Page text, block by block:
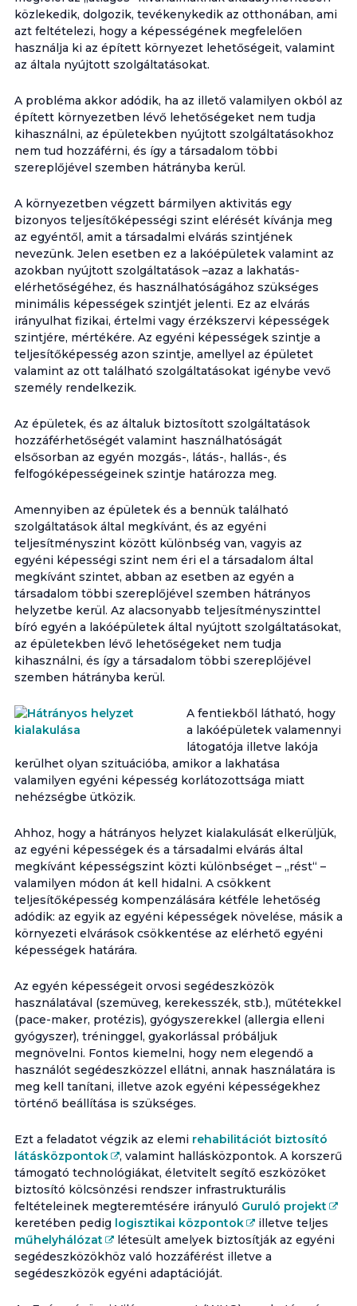
közlekedik, dolgozik, tevékenykedik az otthonában, ami
azt feltételezi, hogy a képességének megfelelően
használja ki az épített környezet lehetőségeit, valamint
az általa nyújtott szolgáltatásokat.
A probléma akkor adódik, ha az illető valamilyen okból az
épített környezetben lévő lehetőségeket nem tudja
kihasználni, az épületekben nyújtott szolgáltatásokhoz
nem tud hozzáférni, és így a társadalom többi
szereplőjével szemben hátrányba kerül.
A környezetben végzett bármilyen aktivitás egy
bizonyos teljesítőképességi szint elérését kívánja meg
az egyéntől, amit a társadalmi elvárás szintjének
nevezünk. Jelen esetben ez a lakóépületek valamint az
azokban nyújtott szolgáltatások –azaz a lakhatás-
elérhetőségéhez, és használhatóságához szükséges
minimális képességek szintjét jelenti. Ez az elvárás
irányulhat fizikai, értelmi vagy érzékszervi képességek
szintjére, mértékére. Az egyéni képességek szintje a
teljesítőképesség azon szintje, amellyel az épületet
valamint az ott található szolgáltatásokat igénybe vevő
személy rendelkezik.
Az épületek, és az általuk biztosított szolgáltatások
hozzáférhetőségét valamint használhatóságát
elsősorban az egyén mozgás-, látás-, hallás-, és
felfogóképességeinek szintje határozza meg.
Amennyiben az épületek és a bennük található
szolgáltatások által megkívánt, és az egyéni
teljesítményszint között különbség van, vagyis az
egyéni képességi szint nem éri el a társadalom által
megkívánt szintet, abban az esetben az egyén a
társadalom többi szereplőjével szemben hátrányos
helyzetbe kerül. Az alacsonyabb teljesítményszinttel
bíró egyén a lakóépületek által nyújtott szolgáltatásokat,
az épületekben lévő lehetőségeket nem tudja
kihasználni, és így a társadalom többi szereplőjével
szemben hátrányba kerül.
A fentiekből látható, hogy
a lakóépületek valamennyi
látogatója illetve lakója
kerülhet olyan szituációba, amikor a lakhatása
valamilyen egyéni képesség korlátozottsága miatt
nehézségbe ütközik.
Ahhoz, hogy a hátrányos helyzet kialakulását elkerüljük,
az egyéni képességek és a társadalmi elvárás által
megkívánt képességszint közti különbséget – „rést“ –
valamilyen módon át kell hidalni. A csökkent
teljesítőképesség kompenzálására kétféle lehetőség
adódik: az egyik az egyéni képességek növelése, másik a
környezeti elvárások csökkentése az elérhető egyéni
képességek határára.
Az egyén képességeit orvosi segédeszközök
használatával (szemüveg, kerekesszék, stb.), műtétekkel
(pace-maker, protézis), gyógyszerekkel (allergia elleni
gyógyszer), tréninggel, gyakorlással próbáljuk
megnövelni. Fontos kiemelni, hogy nem elegendő a
használót segédeszközzel ellátni, annak használatára is
meg kell tanítani, illetve azok egyéni képességekhez
történő beállítása is szükséges.
Ezt a feladatot végzik az elemi rehabilitációt biztosító
látásközpontok
, valamint hallásközpontok. A korszerű
támogató technológiákat, életvitelt segítő eszközöket
biztosító kölcsönzési rendszer infrastrukturális
feltételeinek megteremtésére irányuló Guruló projekt
keretében pedig logisztikai központok
illetve teljes
műhelyhálózat
létesült amelyek biztosítják az egyéni
segédeszközökhöz való hozzáférést illetve a
segédeszközök egyéni adaptációját.